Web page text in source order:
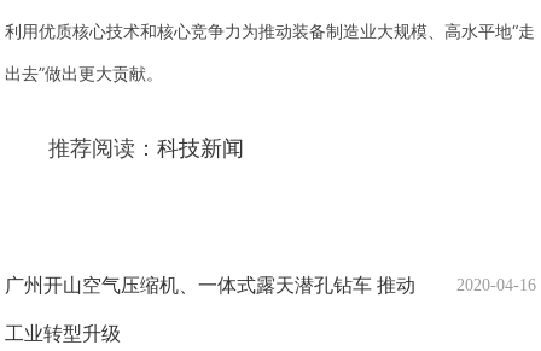
利用优质核心技术和核心竞争力为推动装备制造业大规模、高水平地“走
出去”做出更大贡献。
推荐阅读：科技新闻
2020-04-16
广州开山空气压缩机、一体式露天潜孔钻车 推动
工业转型升级